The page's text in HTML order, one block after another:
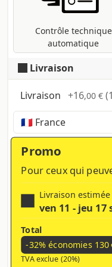
Contrôle technique
automatique
présentes
Livraison
Livraison +16,00 €
Temps, coûts et
région et les
Promo
Pour ceux qui
Livraison estimée
ven 11 - jeu 17
Total
-32% économies 130
TVA exclue (20%)